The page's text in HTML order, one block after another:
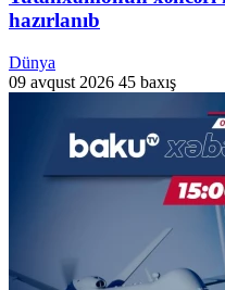
hazırlanıb
Dünya
09 avqust 2026 45 baxış